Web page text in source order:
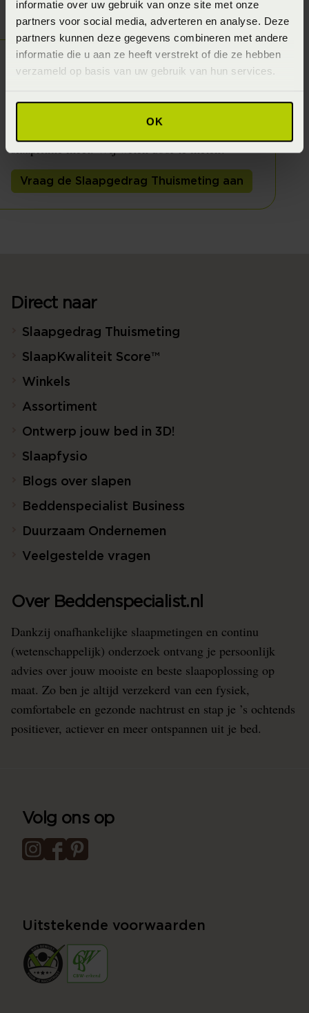
informatie over uw gebruik van onze site met onze
partners voor social media, adverteren en analyse. Deze
partners kunnen deze gegevens combineren met andere
informatie die u aan ze heeft verstrekt of die ze hebben
verzameld op basis van uw gebruik van hun services.
OK
Ontdek hoe jij slaapt!
Weten hoe je écht slaapt? Beddenspecialist De
de SlaapID sensor. Een sensor die 's nachts je
slaaphouding, slaapbeweging, slaapklimaat en
slaapritme meet. Wij weten door te meten!
Vraag de Slaapgedrag Thuismeting aan
Direct naar
Slaapgedrag Thuismeting
SlaapKwaliteit Score™
Winkels
Assortiment
Ontwerp jouw bed in 3D!
Slaapfysio
Blogs over slapen
Beddenspecialist Business
Duurzaam Ondernemen
Veelgestelde vragen
Over Beddenspecialist.nl
Dankzij onafhankelijke slaapmetingen en continu
(wetenschappelijk) onderzoek ontvang je persoonlijk
advies over jouw mooiste en beste slaapoplossing op
maat. Zo ben je altijd verzekerd van een fysiek,
comfortabele en gezonde nachtrust en stap je ’s ochtends
positiever, actiever en meer ontspannen uit je bed.
Volg ons op
Uitstekende voorwaarden